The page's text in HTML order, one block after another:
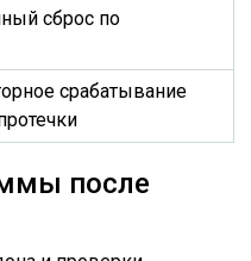
сброс по
срабатывание
после